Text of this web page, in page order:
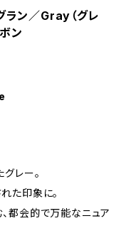
ラン／Gray（グレ
ン
レー。
た印象に。
都会的で万能なニュア